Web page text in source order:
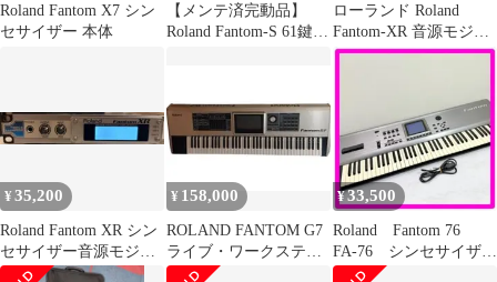
Roland Fantom X7 シン
セサイザー 本体
【メンテ済完動品】
Roland Fantom-S 61鍵
ローランド Roland
Fantom-XR 音源モジュ
ール
¥35,200
Roland Fantom XR シン
セサイザー音源モジュ
ール 本体
¥ 158,000
ROLAND FANTOM G7
ライブ・ワークステー
ション・シンセサイザ
¥33,500
Roland Fantom 76
FA-76 シンセサイザ
ー 76鍵盤 動作品